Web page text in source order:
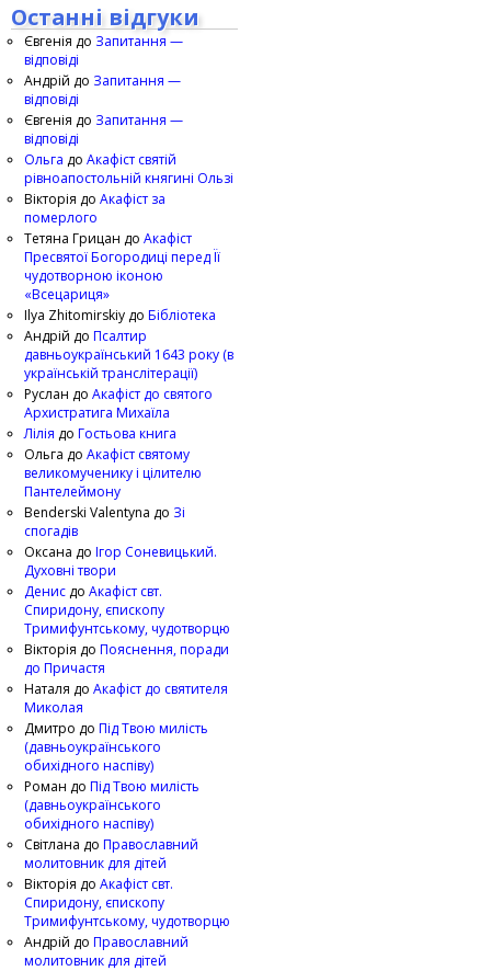
Останні відгуки
Євгенія до Запитання —
відповіді
Андрій до Запитання —
відповіді
Євгенія до Запитання —
відповіді
Ольга до Акафіст святій
рівноапостольній княгині Ользі
Вікторія до Акафіст за
померлого
Тетяна Грицан до Акафіст
Пресвятої Богородиці перед Її
чудотворною іконою
«Всецариця»
Ilya Zhitomirskiy до Бібліотека
Андрій до Псалтир
давньоукраїнський 1643 року (в
українській транслітерації)
Руслан до Акафіст до святого
Архистратига Михаїла
Лілія до Гостьова книга
Ольга до Акафіст святому
великомученику і цілителю
Пантелеймону
Benderski Valentyna до Зі
спогадів
Оксана до Ігор Соневицький.
Духовні твори
Денис до Акафіст свт.
Спиридону, єпископу
Тримифунтському, чудотворцю
Вікторія до Пояснення, поради
до Причастя
Наталя до Акафіст до святителя
Миколая
Дмитро до Під Твою милість
(давньоукраїнського
обихідного наспіву)
Роман до Під Твою милість
(давньоукраїнського
обихідного наспіву)
Світлана до Православний
молитовник для дітей
Вікторія до Акафіст свт.
Спиридону, єпископу
Тримифунтському, чудотворцю
Андрій до Православний
молитовник для дітей